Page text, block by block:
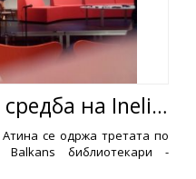
29.11.2014 |Трета средба на Ineli Balkans библиотекари - иноватори
се одржа третата по
Balkans библиотекари -